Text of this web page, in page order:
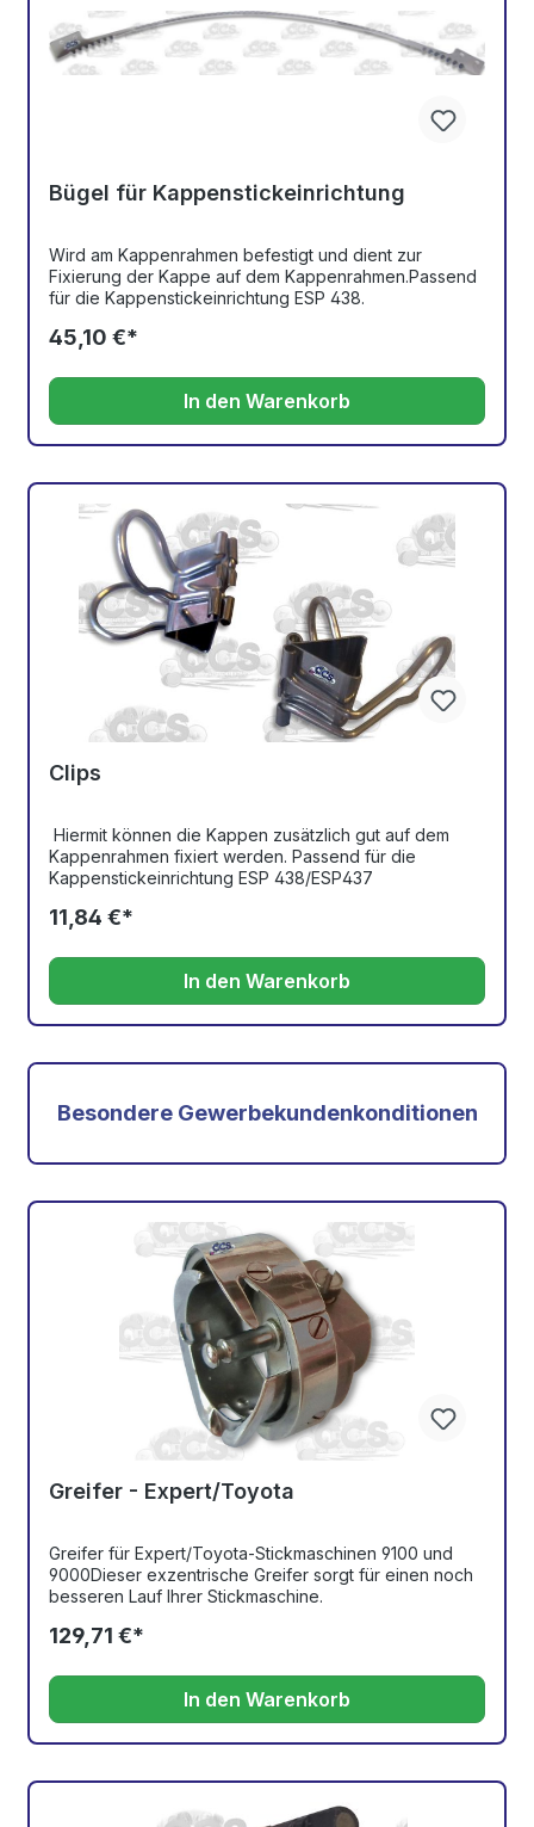
Bügel für Kappenstickeinrichtung
Wird am Kappenrahmen befestigt und dient zur
Fixierung der Kappe auf dem Kappenrahmen.Passend
für die Kappenstickeinrichtung ESP 438.
45,10 €*
In den Warenkorb
Clips
Hiermit können die Kappen zusätzlich gut auf dem
Kappenrahmen fixiert werden. Passend für die
Kappenstickeinrichtung ESP 438/ESP437
11,84 €*
In den Warenkorb
Besondere Gewerbekundenkonditionen
Greifer - Expert/Toyota
Greifer für Expert/Toyota-Stickmaschinen 9100 und
9000Dieser exzentrische Greifer sorgt für einen noch
besseren Lauf Ihrer Stickmaschine.
129,71 €*
In den Warenkorb